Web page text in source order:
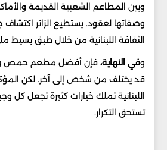
وبين المطاعم الشعبية القديمة
وصفاتها لعقود. يستطيع الزائر
الثقافة اللبنانية من خلال طبق بسيط
وفي النهاية، فإن أفضل مطعم حمص
قد يختلف من شخص إلى آخر. لكن
اللبنانية تملك خيارات كثيرة تجعل كل
تستحق التكرار.